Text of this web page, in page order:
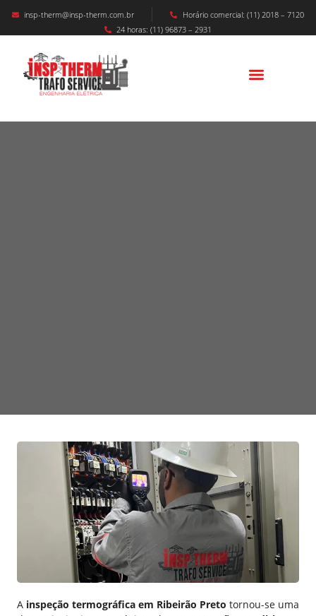
insp-therm@insp-therm.com.br
Horário comercial: (11) 2018 – 7120
24 horas: (11) 96873 – 2931
A inspeção termográfica em Ribeirão Preto tornou-se uma